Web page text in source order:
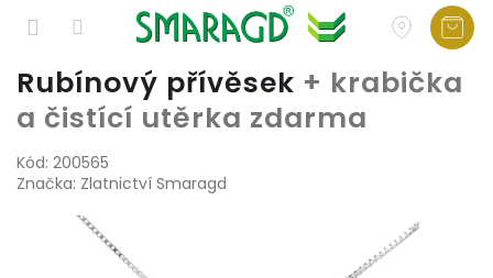
Přejít
obsah
Rubínový přívěsek + krabička
a čistící utěrka zdarma
Kód: 200565
Značka: Zlatnictví Smaragd